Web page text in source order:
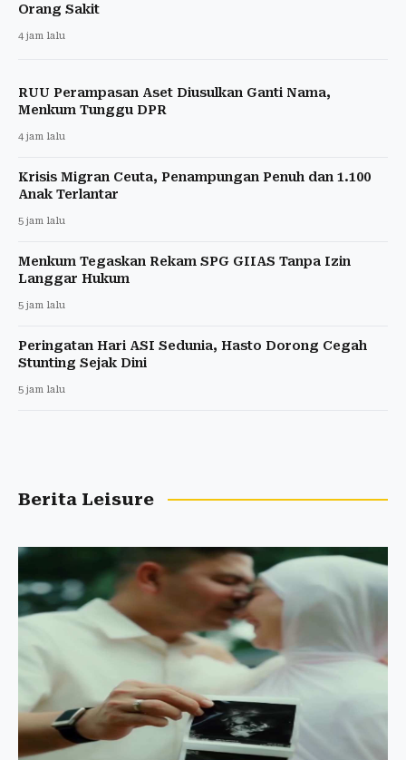
Orang Sakit
4 jam lalu
RUU Perampasan Aset Diusulkan Ganti Nama,
Menkum Tunggu DPR
4 jam lalu
Krisis Migran Ceuta, Penampungan Penuh dan 1.100
Anak Terlantar
5 jam lalu
Menkum Tegaskan Rekam SPG GIIAS Tanpa Izin
Langgar Hukum
5 jam lalu
Peringatan Hari ASI Sedunia, Hasto Dorong Cegah
Stunting Sejak Dini
5 jam lalu
Berita Leisure